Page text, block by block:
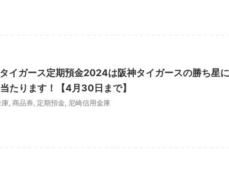
イガース定期預金2024は阪神タイガースの勝ち星
たります！【4月30日まで】
庫, 商品券, 定期預金, 尼崎信用金庫